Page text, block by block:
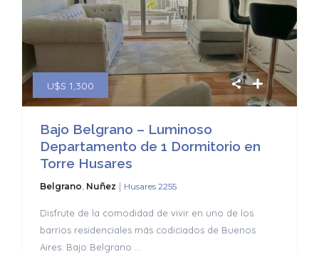
U$S 1,300
Bajo Belgrano – Luminoso
Departamento de 1 Dormitorio en
Torre Husares
Belgrano, Nuñez | Husares 2255
Disfrute de la comodidad de vivir en uno de los
barrios residenciales más codiciados de Buenos
Aires: Bajo Belgrano